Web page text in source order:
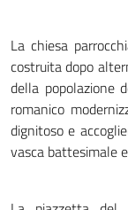
La chiesa
costruita dopo
della popolazione
romanico
dignitoso e
vasca battesimale